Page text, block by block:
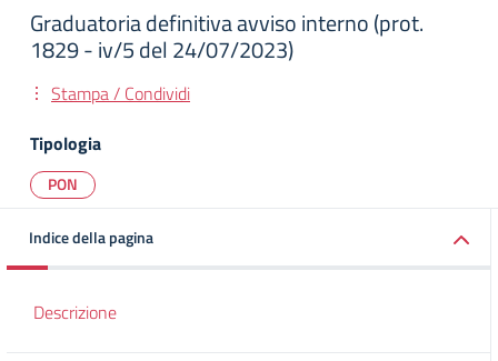
Graduatoria definitiva avviso interno (prot.
1829 - iv/5 del 24/07/2023)
Stampa / Condividi
Tipologia
PON
Indice della pagina
Descrizione